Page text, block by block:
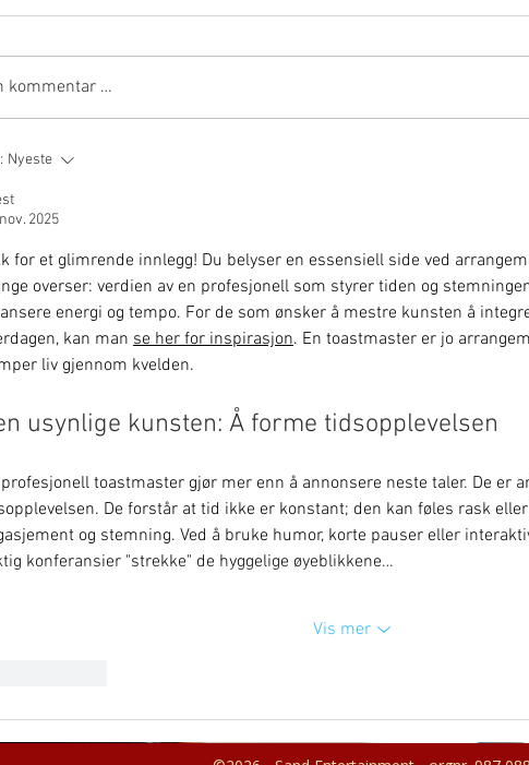
til firmafest –
du riktig
kommentar …
Nyeste
2025
for et glimrende innlegg! Du belyser en essensiell side ved
overser: verdien av en profesjonell som styrer tiden og
energi og tempo. For de som ønsker å mestre kunsten å
kan man se her for inspirasjon. En toastmaster er jo
liv gjennom kvelden.
usynlige kunsten: Å forme tidsopplevelsen
toastmaster gjør mer enn å annonsere neste taler. De er
De forstår at tid ikke er konstant; den kan føles rask
og stemning. Ved å bruke humor, korte pauser eller
konferansier "strekke" de hyggelige øyeblikkene…
Vis mer